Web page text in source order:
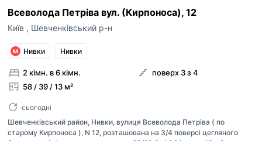
Всеволода Петріва вул. (Кирпоноса), 12
Київ , Шевченківський р-н
Нивки Нивки
2 кімн. в 6 кімн.
58 / 39 / 13 м²
поверх 3 з 4
сьогодні
Шевченківський район, Нивки, вулиця Всеволода Петріва ( по
старому Кирпоноса ), N 12, розташована на 3/4 поверсі цегляного